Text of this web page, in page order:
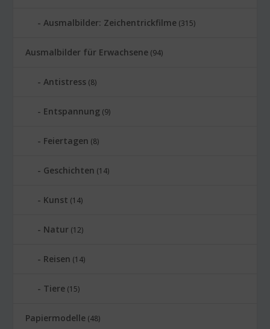
Ausmalbilder: Zeichentrickfilme (315)
Ausmalbilder für Erwachsene (94)
Antistress (8)
Entspannung (9)
Feiertagen (8)
Geschichten (14)
Kunst (14)
Natur (12)
Reisen (14)
Tiere (15)
Papiermodelle (48)